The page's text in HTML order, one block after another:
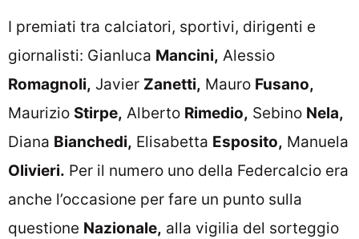
I premiati tra calciatori, sportivi, dirigenti e
giornalisti: Gianluca Mancini, Alessio
Romagnoli, Javier Zanetti, Mauro Fusano,
Maurizio Stirpe, Alberto Rimedio, Sebino Nela,
Diana Bianchedi, Elisabetta Esposito, Manuela
Olivieri. Per il numero uno della Federcalcio era
anche l’occasione per fare un punto sulla
questione Nazionale, alla vigilia del sorteggio